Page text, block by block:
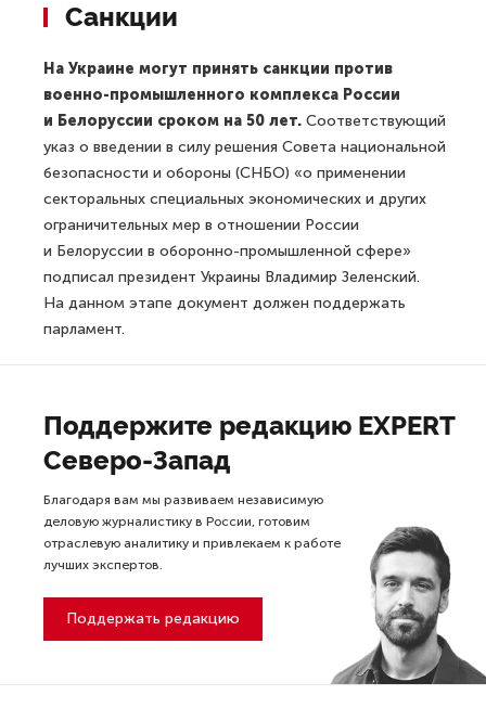
Санкции
На Украине могут принять санкции против
военно-промышленного комплекса России
и Белоруссии сроком на 50 лет. Соответствующий
указ о введении в силу решения Совета национальной
безопасности и обороны (СНБО) «о применении
секторальных специальных экономических и других
ограничительных мер в отношении России
и Белоруссии в оборонно-промышленной сфере»
подписал президент Украины Владимир Зеленский.
На данном этапе документ должен поддержать
парламент.
Поддержите редакцию EXPERT
Северо-Запад
Благодаря вам мы развиваем независимую
деловую журналистику в России, готовим
отраслевую аналитику и привлекаем к работе
лучших экспертов.
Поддержать редакцию